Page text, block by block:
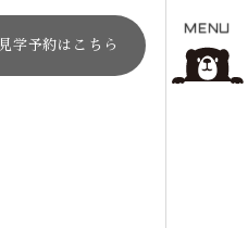
見学予約はこちら
MENU